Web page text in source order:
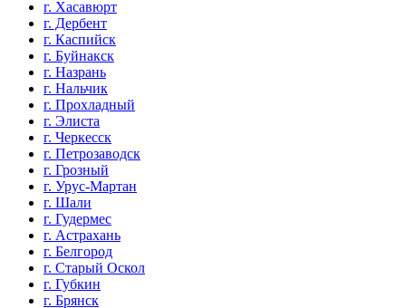
г. Хасавюрт
г. Дербент
г. Каспийск
г. Буйнакск
г. Назрань
г. Нальчик
г. Прохладный
г. Элиста
г. Черкесск
г. Петрозаводск
г. Грозный
г. Урус-Мартан
г. Шали
г. Гудермес
г. Астрахань
г. Белгород
г. Старый Оскол
г. Губкин
г. Брянск